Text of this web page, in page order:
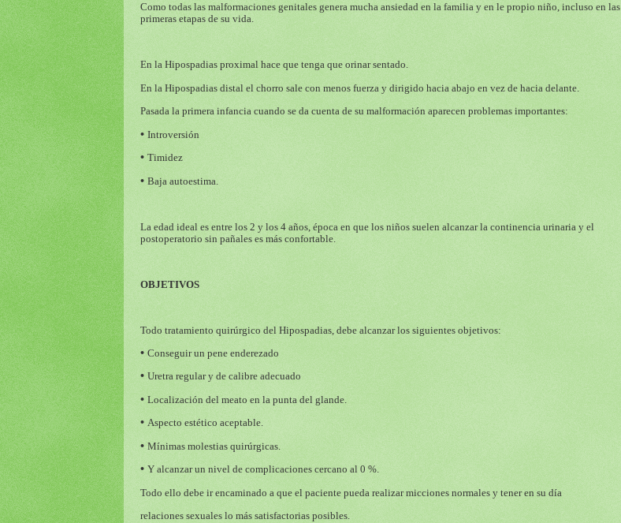
Como todas las malformaciones genitales genera mucha ansiedad en la familia y en le propio niño, incluso en las
primeras etapas de su vida.
En la Hipospadias proximal hace que tenga que orinar sentado.
En la Hipospadias distal el chorro sale con menos fuerza y dirigido hacia abajo en vez de hacia delante.
Pasada la primera infancia cuando se da cuenta de su malformación aparecen problemas importantes:
• Introversión
• Timidez
• Baja autoestima.
La edad ideal es entre los 2 y los 4 años, época en que los niños suelen alcanzar la continencia urinaria y el
postoperatorio sin pañales es más confortable.
OBJETIVOS
Todo tratamiento quirúrgico del Hipospadias, debe alcanzar los siguientes objetivos:
• Conseguir un pene enderezado
• Uretra regular y de calibre adecuado
• Localización del meato en la punta del glande.
• Aspecto estético aceptable.
• Mínimas molestias quirúrgicas.
• Y alcanzar un nivel de complicaciones cercano al 0 %.
Todo ello debe ir encaminado a que el paciente pueda realizar micciones normales y tener en su día
relaciones sexuales lo más satisfactorias posibles.